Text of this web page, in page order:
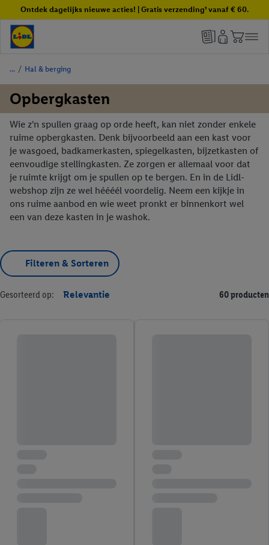
Ontdek dagelijks nieuwe acties! | Gratis verzending¹ vanaf € 60.
/ Hal & berging
Opbergkasten
Wie z'n spullen graag op orde heeft, kan niet zonder enkele
ruime opbergkasten. Denk bijvoorbeeld aan een kast voor
je wasgoed, badkamerkasten, spiegelkasten, bijzetkasten of
eenvoudige stellingkasten. Ze zorgen er allemaal voor dat
je ruimte krijgt om je spullen op te bergen. En in de Lidl-
webshop zijn ze wel héééél voordelig. Neem een kijkje in
ons ruime aanbod en wie weet pronkt er binnenkort wel
een van deze kasten in je washok.
Filteren & Sorteren
Gesorteerd op: Relevantie 60 producten